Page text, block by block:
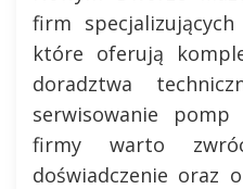
firm
które oferują
doradztwa
serwisowanie pomp
firmy warto
doświadczenie oraz